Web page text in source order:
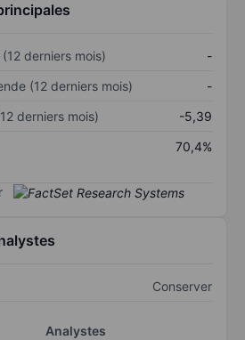
derniers mois)
-
(12 derniers mois)
-
derniers mois)
-5,39
70,4%
Conserver
Analystes